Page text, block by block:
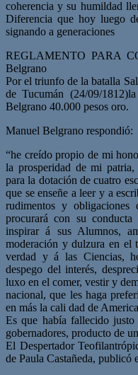
coherencia y su humildad
Diferencia que hoy luego
signando a generaciones
REGLAMENTO PARA
Belgrano
Por el triunfo de la batalla
de Tucumán (24/09/
Belgrano 40.000 pesos oro.
Manuel Belgrano respondió:
“he creído propio de mi
la prosperidad de mi patria,
para la dotación de cuatro
que se enseñe a leer y a
rudimentos y obligaciones
procurará con su
inspirar á sus Alumnos,
moderación y dulzura en el
verdad y á las Ciencias,
despego del interés,
luxo en el comer, vestir y
nacional, que les haga
en más la cali dad de
Es que había fallecido
gobernadores, producto de
El Despertador
de Paula Castañeda, publicó